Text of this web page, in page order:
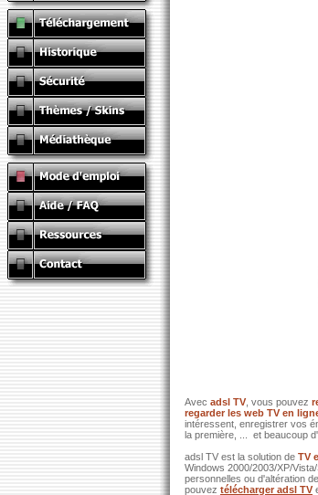
Avec adsl TV , vous pouvez
regarder les web TV en
intéressent, enregistrer vos
la première, ... et beaucoup
adsl TV est la solution de TV
Windows 2000/2003/XP/
personnelles ou d'altération
pouvez télécharger adsl TV